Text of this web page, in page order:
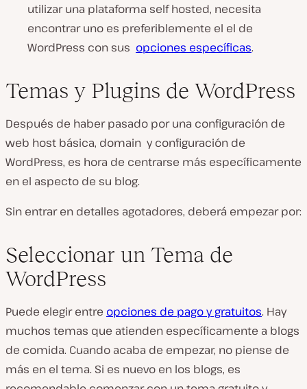
utilizar una plataforma self hosted, necesita
encontrar uno es preferiblemente el el de
WordPress con sus opciones específicas.
Temas y Plugins de WordPress
Después de haber pasado por una configuración de
web host básica, domain y configuración de
WordPress, es hora de centrarse más específicamente
en el aspecto de su blog.
Sin entrar en detalles agotadores, deberá empezar por:
Seleccionar un Tema de
WordPress
Puede elegir entre opciones de pago y gratuitos. Hay
muchos temas que atienden específicamente a blogs
de comida. Cuando acaba de empezar, no piense de
más en el tema. Si es nuevo en los blogs, es